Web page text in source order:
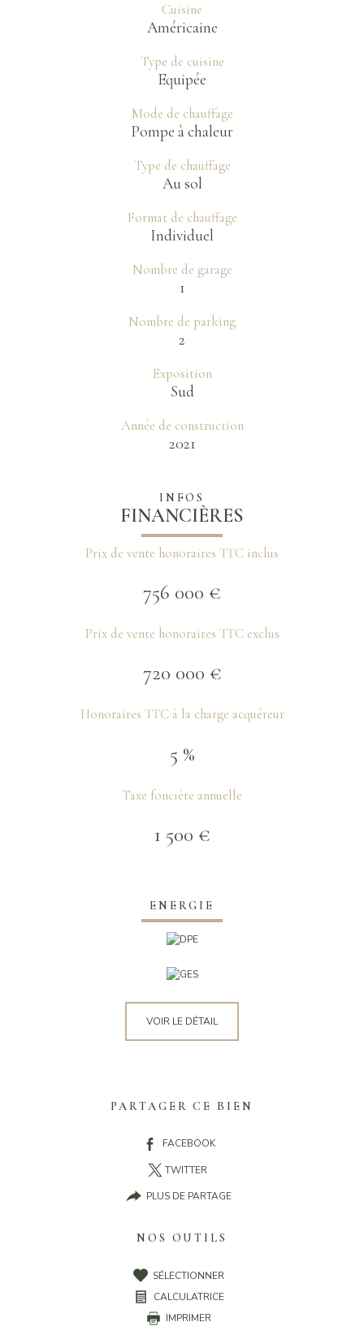
Cuisine
Américaine
Type de cuisine
Equipée
Mode de chauffage
Pompe à chaleur
Type de chauffage
Au sol
Format de chauffage
Individuel
Nombre de garage
1
Nombre de parking
2
Exposition
Sud
Année de construction
2021
INFOS
FINANCIÈRES
Prix de vente honoraires TTC inclus
756 000 €
Prix de vente honoraires TTC exclus
720 000 €
Honoraires TTC à la charge acquéreur
5 %
Taxe foncière annuelle
1 500 €
ENERGIE
VOIR LE DÉTAIL
PARTAGER CE BIEN
FACEBOOK
TWITTER
PLUS DE PARTAGE
NOS OUTILS
SÉLECTIONNER
CALCULATRICE
IMPRIMER